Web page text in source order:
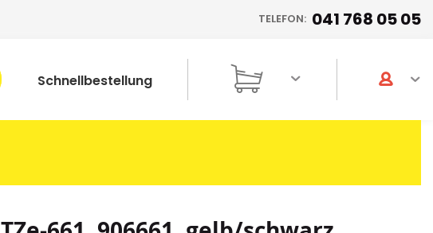
TELEFON: 041 768 05 05
Schnellbestellung